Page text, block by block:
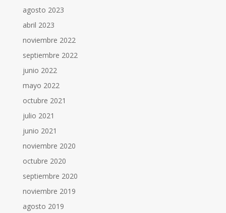
agosto 2023
abril 2023
noviembre 2022
septiembre 2022
junio 2022
mayo 2022
octubre 2021
julio 2021
junio 2021
noviembre 2020
octubre 2020
septiembre 2020
noviembre 2019
agosto 2019